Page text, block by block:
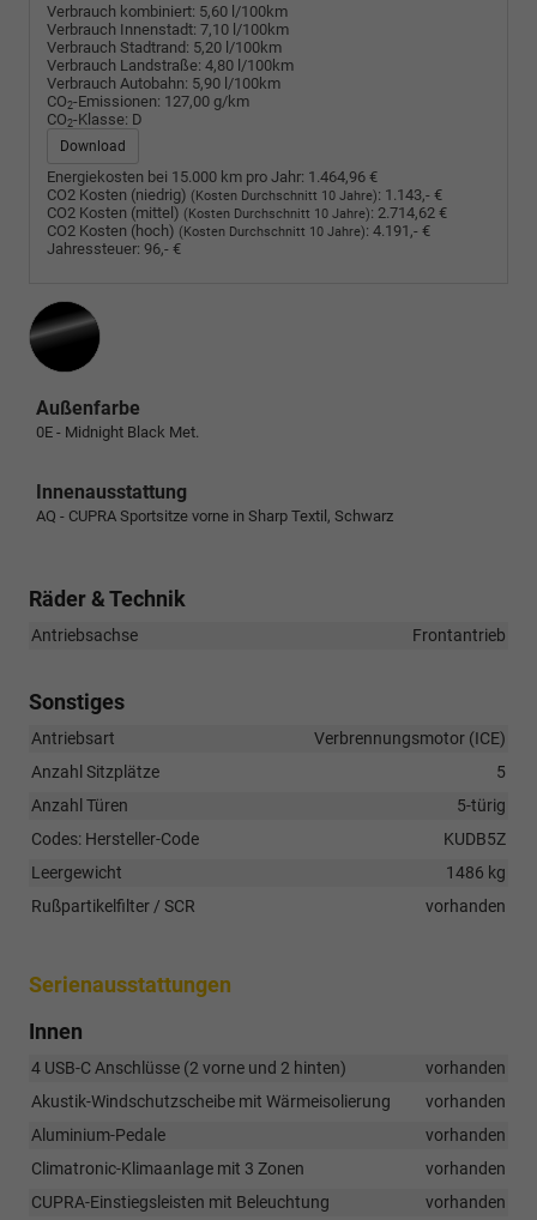
Verbrauch kombiniert: 5,60 l/100km
Verbrauch Innenstadt: 7,10 l/100km
Verbrauch Stadtrand: 5,20 l/100km
Verbrauch Landstraße: 4,80 l/100km
Verbrauch Autobahn: 5,90 l/100km
CO2-Emissionen: 127,00 g/km
CO2-Klasse: D
Download
Energiekosten bei 15.000 km pro Jahr: 1.464,96 €
CO2 Kosten (niedrig) (Kosten Durchschnitt 10 Jahre): 1.143,- €
CO2 Kosten (mittel) (Kosten Durchschnitt 10 Jahre): 2.714,62 €
CO2 Kosten (hoch) (Kosten Durchschnitt 10 Jahre): 4.191,- €
Jahressteuer: 96,- €
Außenfarbe
0E - Midnight Black Met.
Innenausstattung
AQ - CUPRA Sportsitze vorne in Sharp Textil, Schwarz
Räder & Technik
Antriebsachse Frontantrieb
Sonstiges
Antriebsart
Verbrennungsmotor (ICE)
Anzahl Sitzplätze
5
Anzahl Türen
5-türig
Codes: Hersteller-Code
KUDB5Z
Leergewicht
1486 kg
Rußpartikelfilter / SCR
vorhanden
Serienausstattungen
Innen
4 USB-C Anschlüsse (2 vorne und 2 hinten)
vorhanden
Akustik-Windschutzscheibe mit Wärmeisolierung
vorhanden
Aluminium-Pedale
vorhanden
Climatronic-Klimaanlage mit 3 Zonen
vorhanden
CUPRA-Einstiegsleisten mit Beleuchtung
vorhanden